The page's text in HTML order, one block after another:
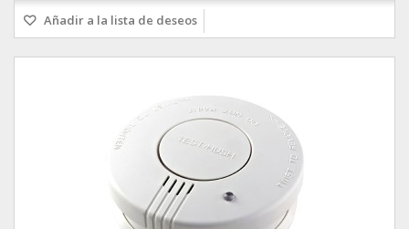
Añadir a la lista de deseos